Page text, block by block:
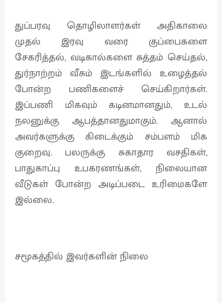
துப்பரவு தொழிலாளர்கள் அதிகாலை
முதல் இரவு வரை குப்பைகளை
சேகரித்தல், வடிகால்களை சுத்தம் செய்தல்,
துர்நாற்றம் வீசும் இடங்களில் உழைத்தல்
போன்ற பணிகளைச் செய்கிறார்கள்.
இப்பணி மிகவும் கடினமானதும், உடல்
நலனுக்கு ஆபத்தானதுமாகும். ஆனால்
அவர்களுக்கு கிடைக்கும் சம்பளம் மிக
குறைவு. பலருக்கு சுகாதார வசதிகள்,
பாதுகாப்பு உபகரணங்கள், நிலையான
வீடுகள் போன்ற அடிப்படை உரிமைகளே
இல்லை.
சமூகத்தில் இவர்களின் நிலை